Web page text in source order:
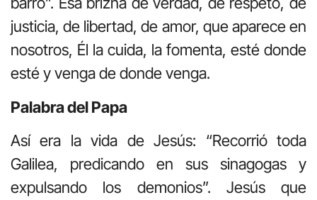
justicia, de libertad, de amor, que aparece en
nosotros, Él la cuida, la fomenta, esté donde
esté y venga de donde venga.
Palabra del Papa
Así era la vida de Jesús: “Recorrió toda
Galilea, predicando en sus sinagogas y
expulsando los demonios”. Jesús que